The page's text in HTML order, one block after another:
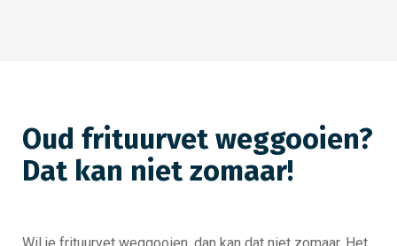
Oud frituurvet weggooien?
Dat kan niet zomaar!